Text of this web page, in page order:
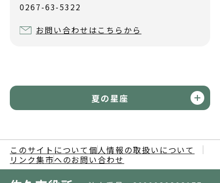
0267-63-5322
お問い合わせはこちらから
夏の星座
このサイトについて 個人情報の取扱いについて
リンク集市へのお問い合わせ